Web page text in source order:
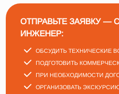
ОТПРАВЬТЕ ЗАЯВКУ —
ИНЖЕНЕР:
ОБСУДИТЬ ТЕХНИЧЕСКИЕ
ПОДГОТОВИТЬ
ПРИ НЕОБХОДИМОСТИ
ОРГАНИЗОВАТЬ